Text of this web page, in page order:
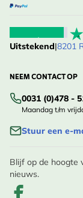
Uitstekend|8201
NEEM CONTACT OP
0031 (0)478 -
Maandag t/m
Stuur een e-
Blijf op de hoogte
nieuws.